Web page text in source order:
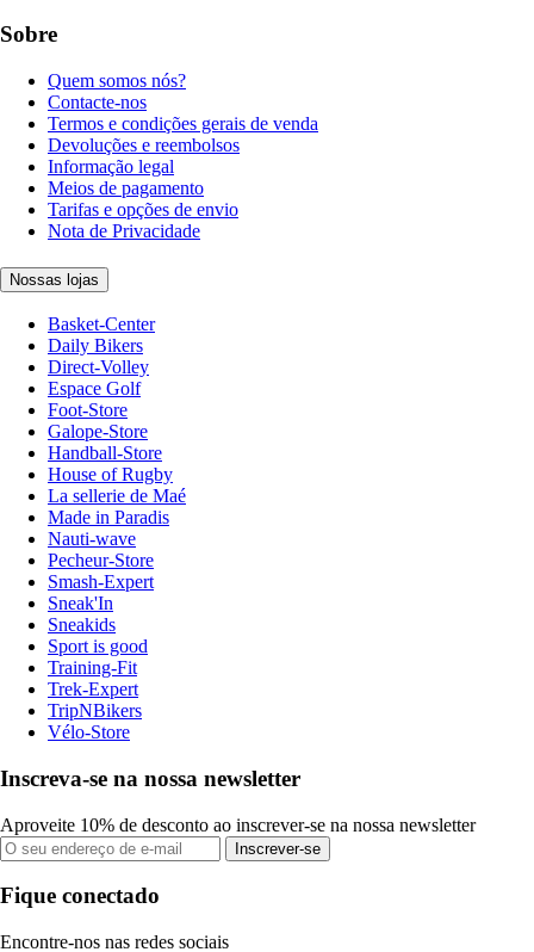
Sobre
Quem somos nós?
Contacte-nos
Termos e condições gerais de venda
Devoluções e reembolsos
Informação legal
Meios de pagamento
Tarifas e opções de envio
Nota de Privacidade
Nossas lojas
Basket-Center
Daily Bikers
Direct-Volley
Espace Golf
Foot-Store
Galope-Store
Handball-Store
House of Rugby
La sellerie de Maé
Made in Paradis
Nauti-wave
Pecheur-Store
Smash-Expert
Sneak'In
Sneakids
Sport is good
Training-Fit
Trek-Expert
TripNBikers
Vélo-Store
Inscreva-se na nossa newsletter
Aproveite 10% de desconto ao inscrever-se na nossa newsletter
Inscrever-se
Fique conectado
Encontre-nos nas redes sociais